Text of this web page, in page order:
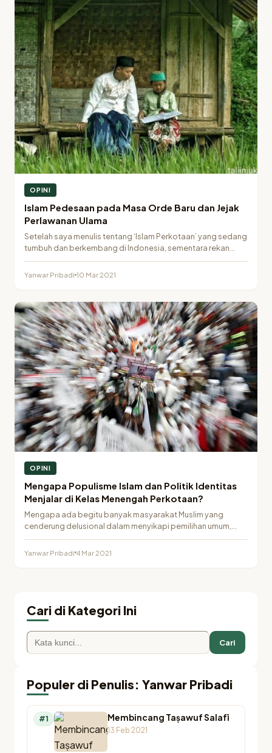
OPINI
Islam Pedesaan pada Masa Orde Baru dan Jejak
Perlawanan Ulama
Setelah saya menulis tentang ‘Islam Perkotaan’ yang sedang
tumbuh dan berkembang di Indonesia, sementara rekan
imbangan…
Yanwar Pribadi 10 Mar 2021
OPINI
Mengapa Populisme Islam dan Politik Identitas
Menjalar di Kelas Menengah Perkotaan?
Mengapa ada begitu banyak masyarakat Muslim yang
cenderung delusional dalam menyikapi pemilihan umum,
terutama sejak pemilihan…
Yanwar Pribadi 4 Mar 2021
Cari di Kategori Ini
Cari
Populer di Penulis: Yanwar Pribadi
#1 Membincang Taṣawuf Salafī
13 Feb 2021